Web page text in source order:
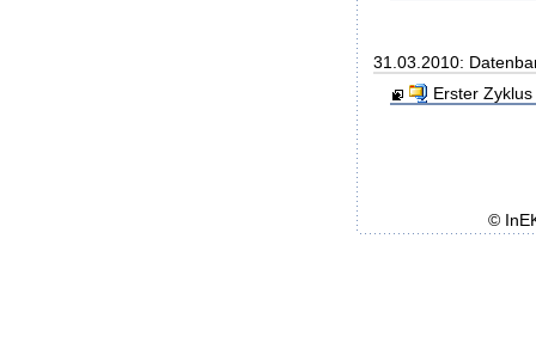
31.03.2010:
Erster
©